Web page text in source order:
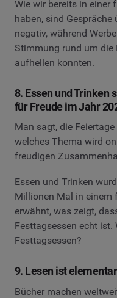
Wie wir bereits in einer
haben, sind Gespräche
negativ, während
Stimmung rund um die
aufhellen konnten.
8. Essen und Trinken
für Freude im Jahr
Man sagt, die
welches Thema wird
freudigen
Essen und Trinken
Millionen Mal in einem
erwähnt, was zeigt,
Festtagsessen echt ist.
Festtagsessen?
9. Lesen ist elementar
Bücher machen